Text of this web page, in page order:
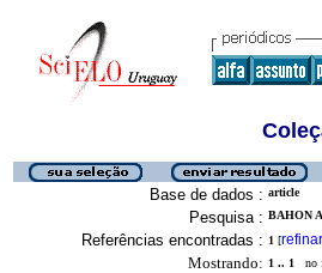
Base de dados : article
Pesquisa : BAHON
Referências encontradas : 1 [refinar
Mostrando: 1 .. 1 no